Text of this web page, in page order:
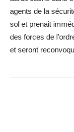
agents de la
sol et prenait
des forces de
et seront